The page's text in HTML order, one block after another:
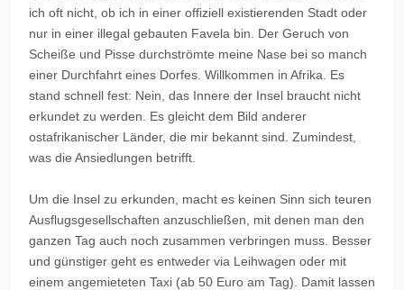
ich oft nicht, ob ich in einer offiziell existierenden Stadt oder
nur in einer illegal gebauten Favela bin. Der Geruch von
Scheiße und Pisse durchströmte meine Nase bei so manch
einer Durchfahrt eines Dorfes. Willkommen in Afrika. Es
stand schnell fest: Nein, das Innere der Insel braucht nicht
erkundet zu werden. Es gleicht dem Bild anderer
ostafrikanischer Länder, die mir bekannt sind. Zumindest,
was die Ansiedlungen betrifft.
Um die Insel zu erkunden, macht es keinen Sinn sich teuren
Ausflugsgesellschaften anzuschließen, mit denen man den
ganzen Tag auch noch zusammen verbringen muss. Besser
und günstiger geht es entweder via Leihwagen oder mit
einem angemieteten Taxi (ab 50 Euro am Tag). Damit lassen